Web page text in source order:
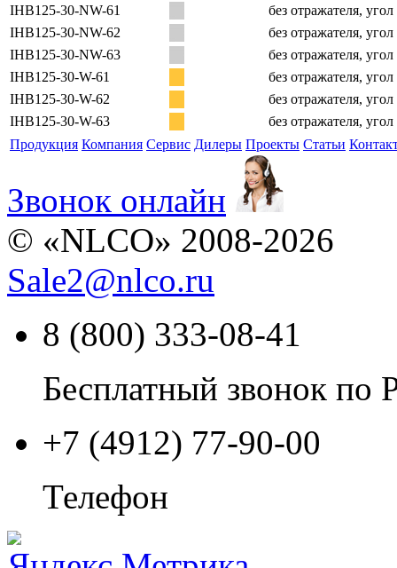
IHB125-30-NW-61
без отражателя,
IHB125-30-NW-62
без отражателя,
IHB125-30-NW-63
без отражателя,
IHB125-30-W-61
без отражателя,
IHB125-30-W-62
без отражателя,
IHB125-30-W-63
без отражателя,
Продукция Компания Сервис Дилеры Проекты Статьи
Звонок онлайн
© «NLCO» 2008-2026
Sale2@nlco.ru
8 (800) 333-08-41
Бесплатный звонок по
+7 (4912) 77-90-00
Телефон